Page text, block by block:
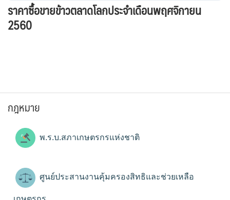
Search
for:
ราคาซื้อขายข้าวตลาดโลกประจำเดือนพฤศจิกายน
2560
กฎหมาย
พ.ร.บ.สภาเกษตรกรแห่งชาติ
ศูนย์ประสานงานคุ้มครองสิทธิและช่วยเหลือ